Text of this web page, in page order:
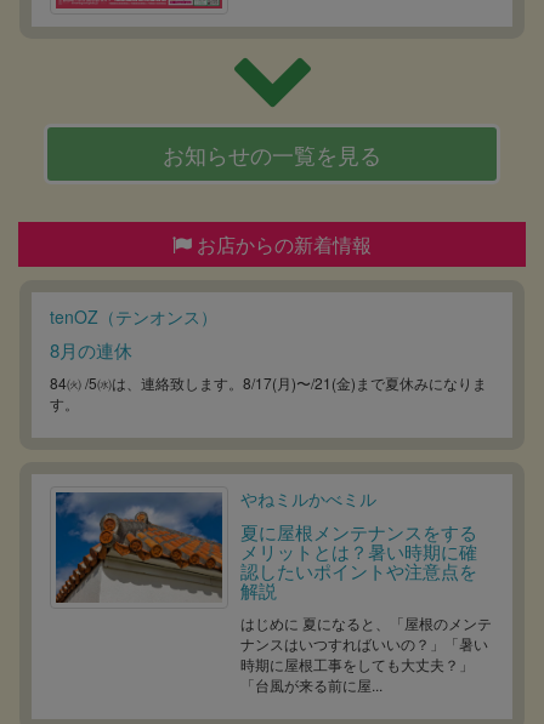
お知らせの一覧を見る
お店からの新着情報
tenOZ（テンオンス）
8月の連休
84㈫ /5㈬は、連絡致します。8/17(月)〜/21(金)まで夏休みになりま
す。
やねミルかべミル
夏に屋根メンテナンスをする
メリットとは？暑い時期に確
認したいポイントや注意点を
解説
はじめに 夏になると、「屋根のメンテ
ナンスはいつすればいいの？」「暑い
時期に屋根工事をしても大丈夫？」
「台風が来る前に屋...